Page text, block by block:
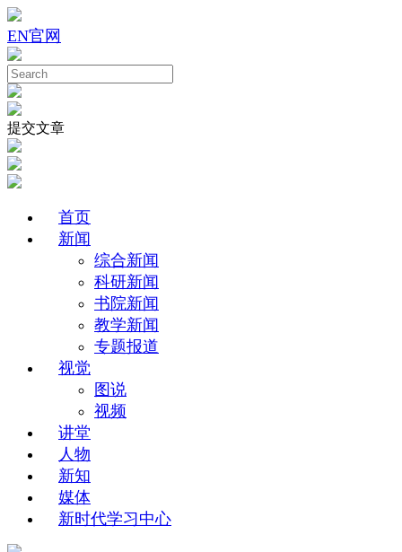
EN官网
提交文章
首页
新闻
综合新闻
科研新闻
书院新闻
教学新闻
专题报道
视觉
图说
视频
讲堂
人物
新知
媒体
新时代学习中心